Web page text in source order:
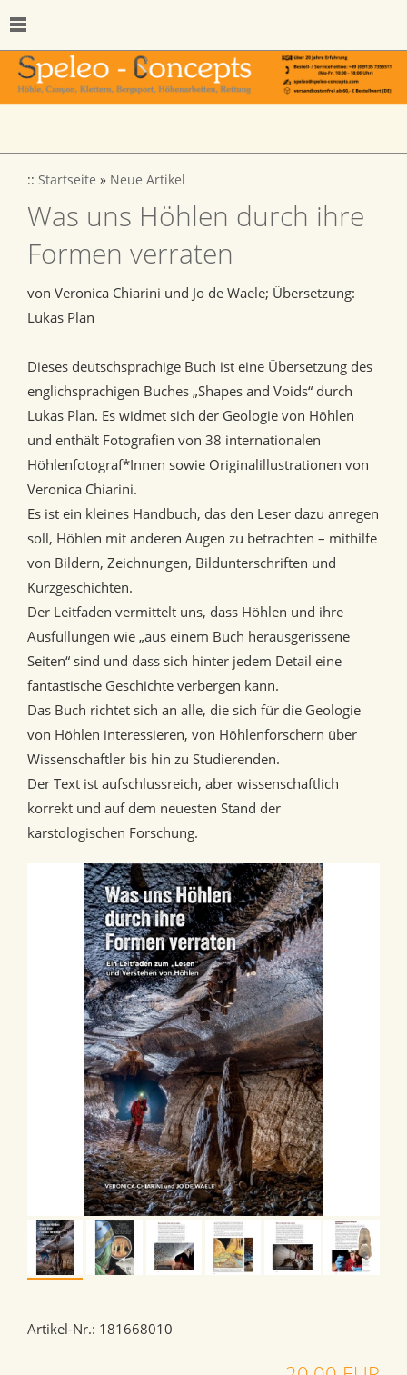
:: Startseite » Neue Artikel
Was uns Höhlen durch ihre
Formen verraten
von Veronica Chiarini und Jo de Waele; Übersetzung:
Lukas Plan
Dieses deutschsprachige Buch ist eine Übersetzung des
englichsprachigen Buches „Shapes and Voids“ durch
Lukas Plan. Es widmet sich der Geologie von Höhlen
und enthält Fotografien von 38 internationalen
Höhlenfotograf*Innen sowie Originalillustrationen von
Veronica Chiarini.
Es ist ein kleines Handbuch, das den Leser dazu anregen
soll, Höhlen mit anderen Augen zu betrachten – mithilfe
von Bildern, Zeichnungen, Bildunterschriften und
Kurzgeschichten.
Der Leitfaden vermittelt uns, dass Höhlen und ihre
Ausfüllungen wie „aus einem Buch herausgerissene
Seiten“ sind und dass sich hinter jedem Detail eine
fantastische Geschichte verbergen kann.
Das Buch richtet sich an alle, die sich für die Geologie
von Höhlen interessieren, von Höhlenforschern über
Wissenschaftler bis hin zu Studierenden.
Der Text ist aufschlussreich, aber wissenschaftlich
korrekt und auf dem neuesten Stand der
karstologischen Forschung.
Artikel-Nr.: 181668010